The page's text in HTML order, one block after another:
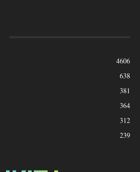
4606
638
381
364
312
239